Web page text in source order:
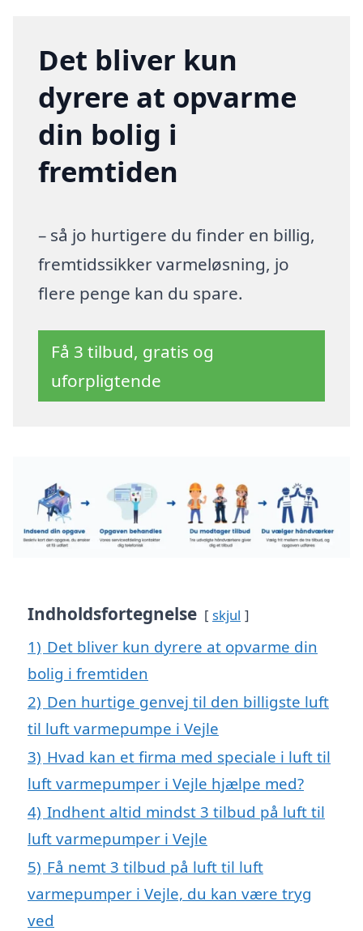
Det bliver kun
dyrere at opvarme
din bolig i
fremtiden
– så jo hurtigere du finder en billig,
fremtidssikker varmeløsning, jo
flere penge kan du spare.
Få 3 tilbud, gratis og
uforpligtende
Indholdsfortegnelse skjul
1) Det bliver kun dyrere at opvarme din
bolig i fremtiden
2) Den hurtige genvej til den billigste luft
til luft varmepumpe i Vejle
3) Hvad kan et firma med speciale i luft til
luft varmepumper i Vejle hjælpe med?
4) Indhent altid mindst 3 tilbud på luft til
luft varmepumper i Vejle
5) Få nemt 3 tilbud på luft til luft
varmepumper i Vejle, du kan være tryg
ved